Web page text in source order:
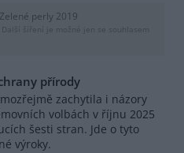
perly 2019
šíření je možné jen se souhlasem
přírody
zachytila i názory
volbách v říjnu 2025
šesti stran. Jde o tyto
výroky.